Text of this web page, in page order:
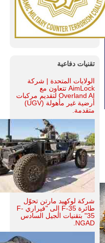
تقنيات دفاعية
الولايات المتحدة | شركة
AimLock تتعاون مع
Overland AI لتقديم مركبات
أرضية غير مأهولة (UGV)
متقدمة.
شركة لوكهيد مارتن تحوّل
طائرة F-35 إلى "فيراري F-
35" بتقنيات الجيل السادس
NGAD.